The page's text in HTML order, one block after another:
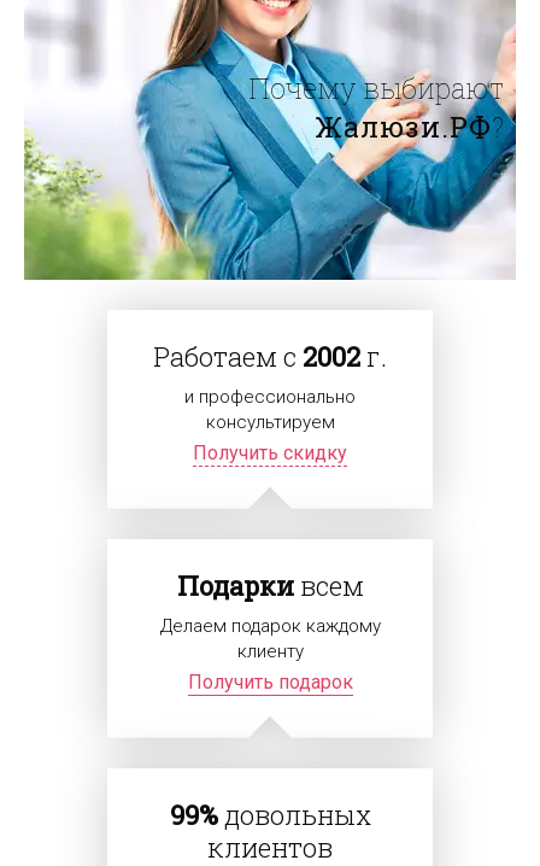
Почему выбирают
Жалюзи.РФ?
Работаем с 2002 г.
и профессионально
консультируем
Получить скидку
Подаркивсем
Делаем подарок каждому
клиенту
Получить подарок
99%довольных
клиентов